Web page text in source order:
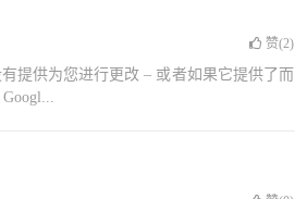
赞(2)
提供为您进行更改 – 或者如果它提供了而